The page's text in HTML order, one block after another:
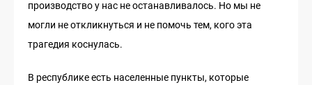
производство у нас не останавливалось. Но мы не
могли не откликнуться и не помочь тем, кого эта
трагедия коснулась.
В республике есть населенные пункты, которые